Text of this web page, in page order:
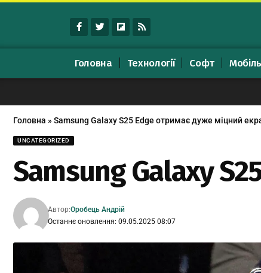
Головна Технології Софт
Головна »Samsung Galaxy S25 Edge отримає дуже міцний
UNCATEGORIZED
Samsung Galaxy
Останнє оновлення: 09.05.2025 08:07
Автор:Оробець Андрій